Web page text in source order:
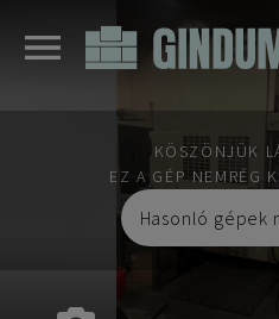
KÖSZÖNJÜK
EZ A GÉP NEMRÉG
Hasonló gépek